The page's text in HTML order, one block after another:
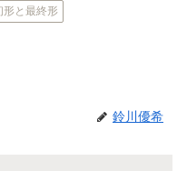
形と最終形
鈴川優希